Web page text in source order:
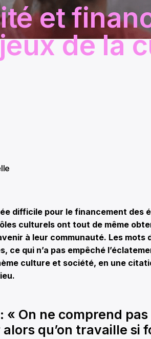
et
de la
difficile pour le financement des
culturels ont tout de même
à leur communauté. Les
ce qui n’a pas empêché
culture et société, en une
« On ne comprend
qu’on travaille si